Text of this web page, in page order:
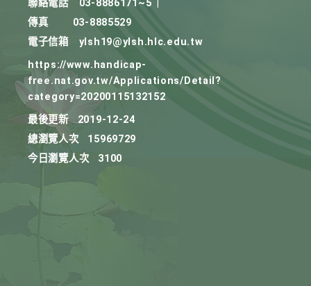
聯絡電話
03-8886171~5
傳真
03-8885529
電子信箱
ylsh19@ylsh.hlc.edu.tw
https://www.handicap-
free.nat.gov.tw/Applications/Detail?
category=20200115132152
最後更新
2019-12-24
總瀏覽人次
15969729
今日瀏覽人次
3100